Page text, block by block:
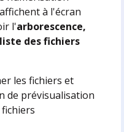
à l'écran
l'arborescence,
liste des fichiers
les fichiers et
de prévisualisation